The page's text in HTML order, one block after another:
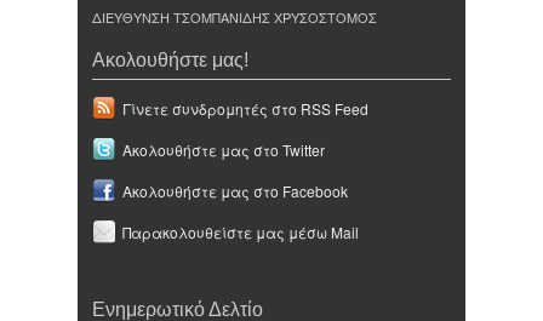
ΔΙΕΥΘΥΝΣΗ ΤΣΟΜΠΑΝΙΔΗΣ ΧΡΥΣΟΣΤΟΜΟΣ
Ακολουθήστε μας!
Γίνετε συνδρομητές στο RSS Feed
Ακολουθήστε μας στο Twitter
Ακολουθήστε μας στο Facebook
Παρακολουθείστε μας μέσω Mail
Ενημερωτικό Δελτίο